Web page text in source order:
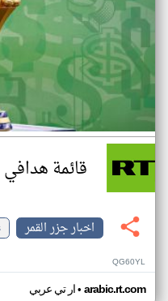
قائمة هدافي
اخبار جزر القمر
QG60YL
ار تي عربي• arabic.rt.com